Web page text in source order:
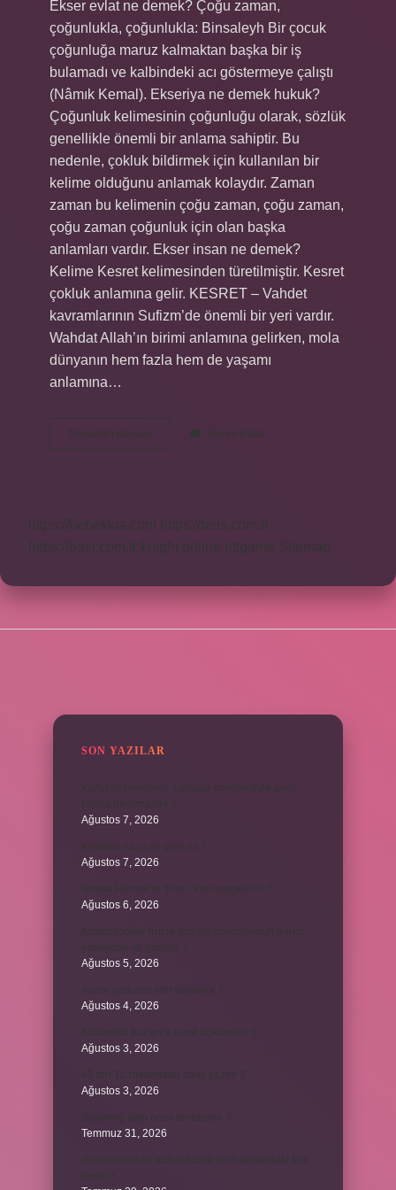
Ekser evlat ne demek? Çoğu zaman,
çoğunlukla, çoğunlukla: Binsaleyh Bir çocuk
çoğunluğa maruz kalmaktan başka bir iş
bulamadı ve kalbindeki acı göstermeye çalıştı
(Nâmık Kemal). Ekseriya ne demek hukuk?
Çoğunluk kelimesinin çoğunluğu olarak, sözlük
genellikle önemli bir anlama sahiptir. Bu
nedenle, çokluk bildirmek için kullanılan bir
kelime olduğunu anlamak kolaydır. Zaman
zaman bu kelimenin çoğu zaman, çoğu zaman,
çoğu zaman çoğunluk için olan başka
anlamları vardır. Ekser insan ne demek?
Kelime Kesret kelimesinden türetilmiştir. Kesret
çokluk anlamına gelir. KESRET – Vahdet
kavramlarının Sufizm’de önemli bir yeri vardır.
Wahdat Allah’ın birimi anlamına gelirken, mola
dünyanın hem fazla hem de yaşamı
anlamına…
Devamını okuyun
Nedir
Yorum Bırak
https://bebekkia.com
https://beis.com.tr
https://basi.com.tr knight online nttgame Sitemap
SON YAZILAR
Ağustos 7, 2026
Ağustos 7, 2026
Ağustos 6, 2026
Ağustos 5, 2026
Ağustos 4, 2026
Ağustos 3, 2026
Ağustos 3, 2026
Temmuz 31, 2026